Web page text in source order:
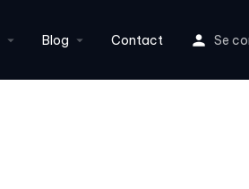
Blog Contact Se